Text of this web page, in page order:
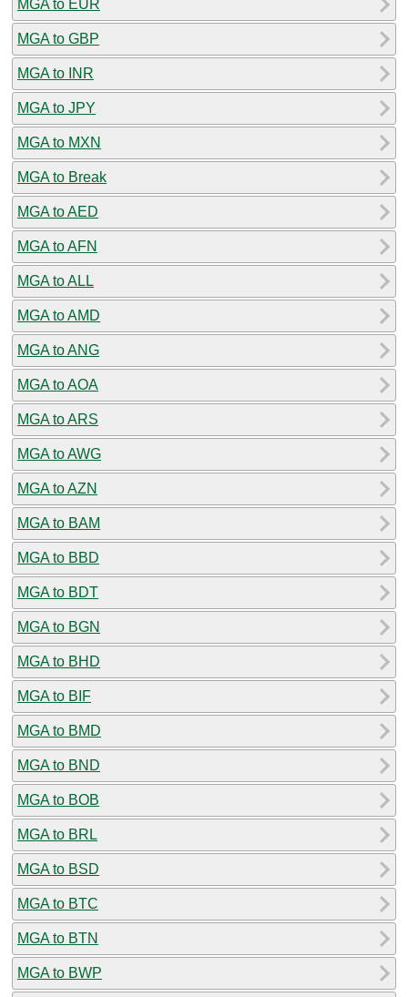
MGA to EUR
MGA to GBP
MGA to INR
MGA to JPY
MGA to MXN
MGA to Break
MGA to AED
MGA to AFN
MGA to ALL
MGA to AMD
MGA to ANG
MGA to AOA
MGA to ARS
MGA to AWG
MGA to AZN
MGA to BAM
MGA to BBD
MGA to BDT
MGA to BGN
MGA to BHD
MGA to BIF
MGA to BMD
MGA to BND
MGA to BOB
MGA to BRL
MGA to BSD
MGA to BTC
MGA to BTN
MGA to BWP